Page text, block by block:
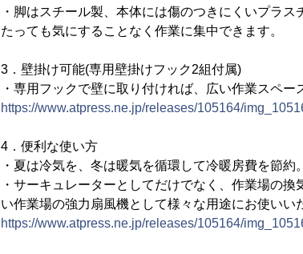
・脚はスチール製、本体には傷のつきにくいプラ
たっても気にすることなく作業に集中できます。
3．壁掛け可能(専用壁掛けフック2組付属)
・専用フックで壁に取り付ければ、広い作業スペー
https://www.atpress.ne.jp/releases/105164/
4．便利な使い方
・夏は冷気を、冬は暖気を循環して冷暖房費を節約。
・サーキュレーターとしてだけでなく、作業場の
い作業場の強力扇風機として様々な用途にお使いい
https://www.atpress.ne.jp/releases/105164/